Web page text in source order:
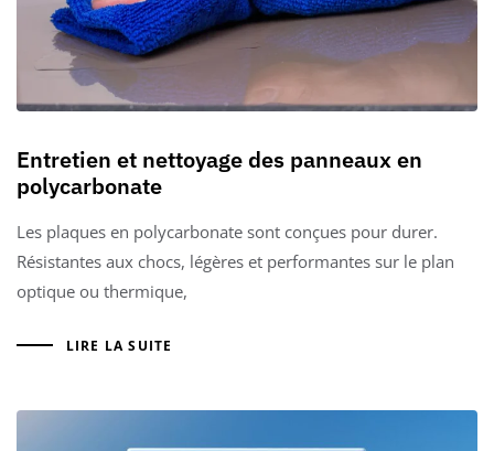
Entretien et nettoyage des panneaux en
polycarbonate
Les plaques en polycarbonate sont conçues pour durer.
Résistantes aux chocs, légères et performantes sur le plan
optique ou thermique,
LIRE LA SUITE